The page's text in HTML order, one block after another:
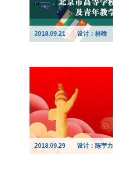
2018.09.21 设计：林晗
2018.09.29 设计：陈宇力